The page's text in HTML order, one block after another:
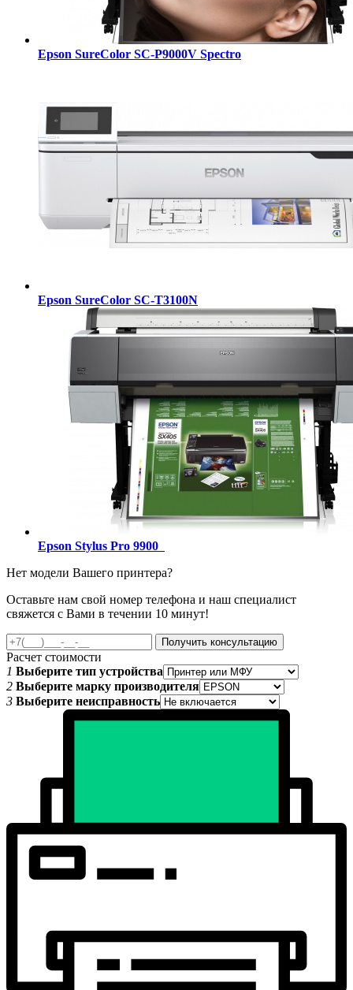
Epson SureColor SC-P9000V Spectro
Epson SureColor SC-T3100N
Epson Stylus Pro 9900
Нет модели Вашего принтера?
Оставьте нам свой номер телефона и наш специалист
свяжется с Вами в течении 10 минут!
Получить консультацию
Расчет стоимости
1 Выберите тип устройства
2 Выберите марку производителя
3 Выберите неисправность